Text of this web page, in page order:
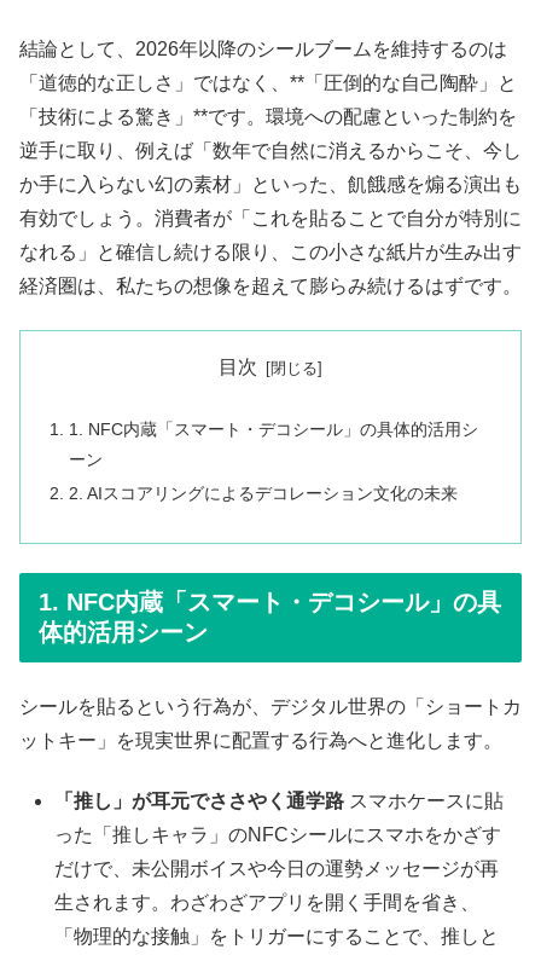
結論として、2026年以降のシールブームを維持するのは
「道徳的な正しさ」ではなく、**「圧倒的な自己陶酔」と
「技術による驚き」**です。環境への配慮といった制約を
逆手に取り、例えば「数年で自然に消えるからこそ、今し
か手に入らない幻の素材」といった、飢餓感を煽る演出も
有効でしょう。消費者が「これを貼ることで自分が特別に
なれる」と確信し続ける限り、この小さな紙片が生み出す
経済圏は、私たちの想像を超えて膨らみ続けるはずです。
目次
1. NFC内蔵「スマート・デコシール」の具体的活用シ
ーン
2. AIスコアリングによるデコレーション文化の未来
1. NFC内蔵「スマート・デコシール」の具
体的活用シーン
シールを貼るという行為が、デジタル世界の「ショートカ
ットキー」を現実世界に配置する行為へと進化します。
「推し」が耳元でささやく通学路 スマホケースに貼
った「推しキャラ」のNFCシールにスマホをかざす
だけで、未公開ボイスや今日の運勢メッセージが再
生されます。わざわざアプリを開く手間を省き、
「物理的な接触」をトリガーにすることで、推しと